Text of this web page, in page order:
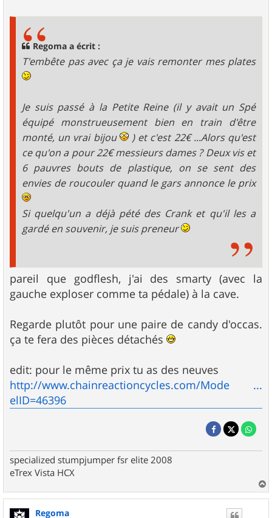
Regoma a écrit :
T'embête pas avec ça je vais remonter mes plates
Je suis passé à la Petite Reine (il y avait un Spé
équipé monstrueusement bien en train d'être
monté, un vrai bijou
) et c'est 22€ ...Alors qu'est
ce qu'on a pour 22€ messieurs dames ? Deux vis et
6 pauvres bouts de plastique, on se sent des
envies de roucouler quand le gars annonce le prix
Si quelqu'un a déjà pété des Crank et qu'il les a
gardé en souvenir, je suis preneur
pareil que godflesh, j'ai des smarty (avec la
gauche exploser comme ta pédale) à la cave.
Regarde plutôt pour une paire de candy d'occas.
ça te fera des pièces détachés
edit: pour le même prix tu as des neuves
http://www.chainreactioncycles.com/Mode ...
elID=46396
specialized stumpjumper fsr elite 2008
eTrex Vista HCX
a
u
Regoma